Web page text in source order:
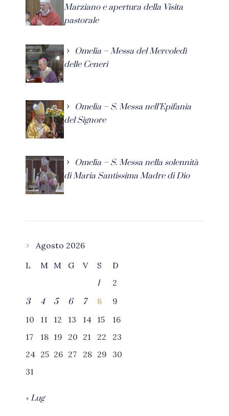
Marziano e apertura della Visita
pastorale
Omelia – Messa del Mercoledì
delle Ceneri
Omelia – S. Messa nell’Epifania
del Signore
Omelia – S. Messa nella solennità
di Maria Santissima Madre di Dio
Agosto 2026
L
M M G V S
D
1
2
3
4 5 6 7 8
9
10
11 12 13 14 15
16
17
18 19 20 21 22
23
24 25 26 27 28 29
30
31
« Lug